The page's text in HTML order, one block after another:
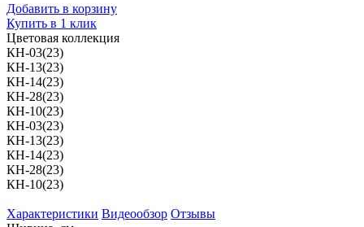
Добавить в корзину
Купить в 1 клик
Цветовая коллекция
КН-03(23)
КН-13(23)
КН-14(23)
КН-28(23)
КН-10(23)
КН-03(23)
КН-13(23)
КН-14(23)
КН-28(23)
КН-10(23)
Характеристики Видеообзор Отзывы